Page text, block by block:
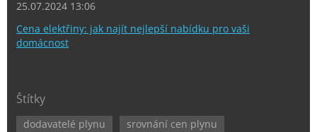
25.07.2024 13:06
Cena elektřiny: jak najít nejlepší nabídku pro vaši
domácnost
Štítky
dodavatelé plynu
srovnání cen plynu